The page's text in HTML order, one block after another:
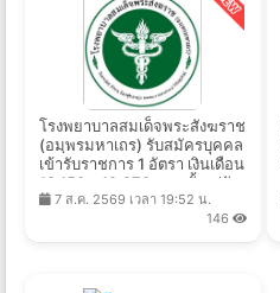
โรงพยาบาลสมเด็จพระสังฆราช
(อมฺพรมหาเถร) รับสมัครบุคคล
เข้ารับราชการ 1 อัตรา เงินเดือน
18,150 – 19,970 บาท ตั้งแต่วัน
ที่ 10 - 19 ส.ค. 2569
7 ส.ค. 2569 เวลา 19:52 น.
146